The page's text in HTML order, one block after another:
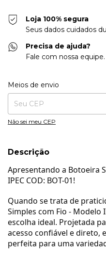
Loja 100% segura
Seus dados cuidados
Precisa de ajuda?
Fale com nossa equipe.
Entregas para o CEP:
Meios de envio
Não sei meu CEP
Descrição
Apresentando a Botoeira
IPEC COD: BOT-01!
Quando se trata de
Simples com Fio - Modelo
escolha ideal. Projetada
acesso confiável e direto,
perfeita para uma